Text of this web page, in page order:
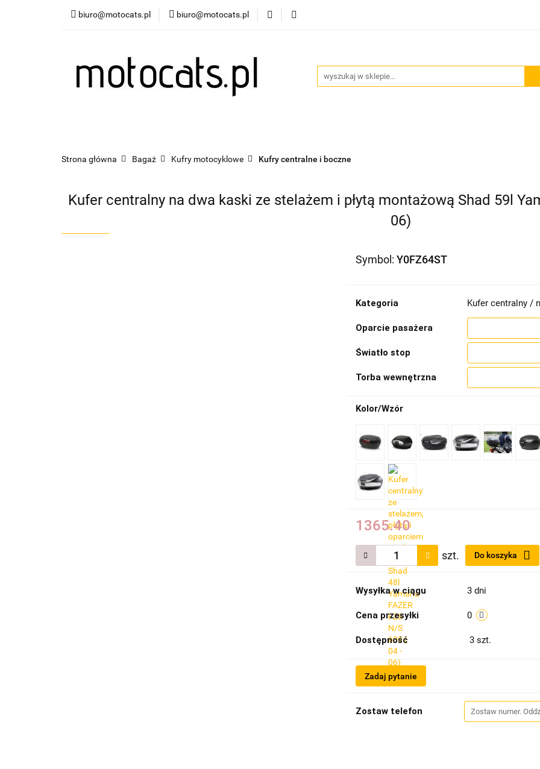
biuro@motocats.pl biuro@motocats.pl
Twój motocykl Akcesoria motocyklowe
Wydechy motocyklowe Odzież termoaktywna Blog
Strona główna Bagaż Kufry motocyklowe Kufry centralne i boczne
Kufer centralny na dwa kaski ze stelażem i płytą montażową Shad 59l
06)
Symbol: Y0FZ64ST
Kategoria Kufer centralny /
Oparcie pasażera
Światło stop
Torba wewnętrzna
Kolor/Wzór
1365.40
szt. Do koszyka
Wysyłka w ciągu 3 dni
Cena przesyłki 0
Dostępność 3 szt.
Zadaj pytanie
Zostaw telefon